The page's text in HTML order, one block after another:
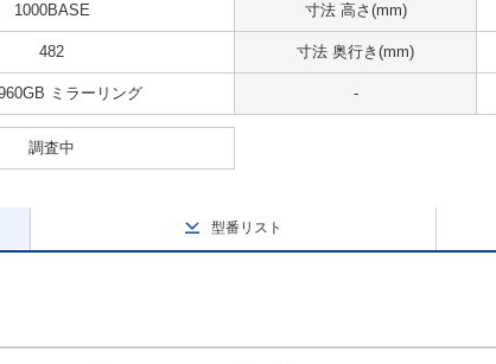
1000BASE 寸法 高さ(mm)
482 寸法 奥行き(mm)
ミラーリング -
調査中
型番リスト